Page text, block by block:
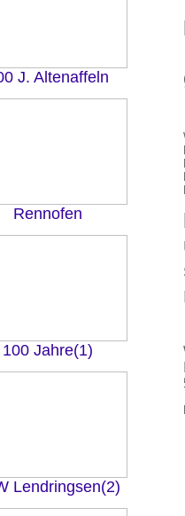
J. Altenaffeln
Rennofen
100 Jahre(1)
Lendringsen(2)